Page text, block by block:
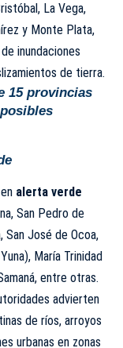
La Vega,
y Monte Plata,
inundaciones
de tierra.
15 provincias
alerta verde
San Pedro de
San José de Ocoa,
María Trinidad
entre otras.
advierten
de ríos, arroyos
urbanas en zonas